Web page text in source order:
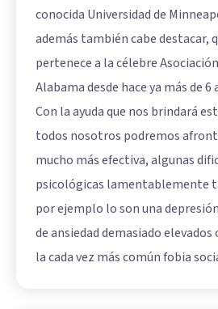
conocida Universidad de
además también cabe destacar,
pertenece a la célebre
Alabama desde hace ya más de 6
Con la ayuda que nos brindará
todos nosotros podremos
mucho más efectiva, algunas
psicológicas lamentablemente
por ejemplo lo son una
de ansiedad demasiado elevados
la cada vez más común fobia